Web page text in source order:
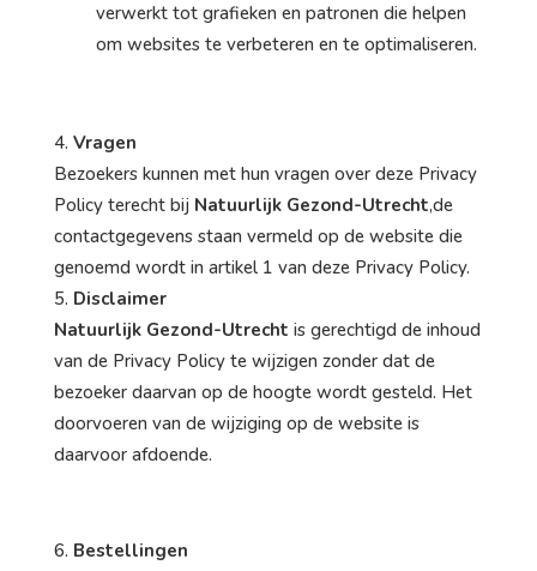
verwerkt tot grafieken en patronen die helpen
om websites te verbeteren en te optimaliseren.
Vragen
Bezoekers kunnen met hun vragen over deze Privacy
Policy terecht bij Natuurlijk Gezond-Utrecht,de
contactgegevens staan vermeld op de website die
genoemd wordt in artikel 1 van deze Privacy Policy.
Disclaimer
Natuurlijk Gezond-Utrecht is gerechtigd de inhoud
van de Privacy Policy te wijzigen zonder dat de
bezoeker daarvan op de hoogte wordt gesteld. Het
doorvoeren van de wijziging op de website is
daarvoor afdoende.
Bestellingen